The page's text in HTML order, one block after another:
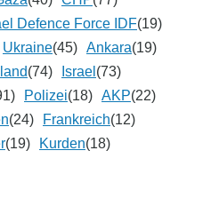
Defence Force IDF(19)
Ukraine(45) Ankara(19)
(74) Israel (73)
Polizei(18) AKP(22)
(24) Frankreich(12)
(19) Kurden(18)